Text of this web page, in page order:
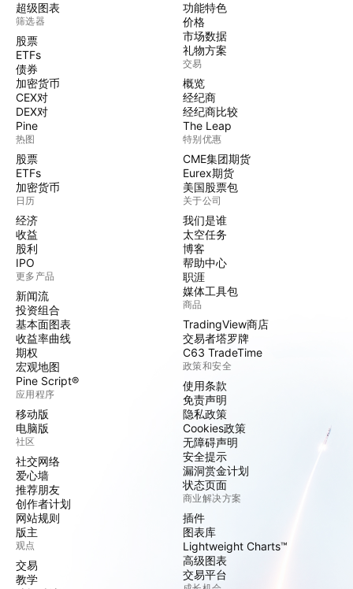
超级图表
筛选器
股票
ETFs
债券
加密货币
CEX对
DEX对
Pine
热图
股票
ETFs
加密货币
日历
经济
收益
股利
IPO
更多产品
新闻流
投资组合
基本面图表
收益率曲线
期权
宏观地图
Pine Script®
应用程序
移动版
电脑版
社区
社交网络
爱心墙
推荐朋友
创作者计划
网站规则
版主
观点
交易
教学
功能特色
价格
市场数据
礼物方案
交易
概览
经纪商
经纪商比较
The Leap
特别优惠
CME集团期货
Eurex期货
美国股票包
关于公司
我们是谁
太空任务
博客
帮助中心
职涯
媒体工具包
商品
TradingView商店
交易者塔罗牌
C63 TradeTime
政策和安全
使用条款
免责声明
隐私政策
Cookies政策
无障碍声明
安全提示
漏洞赏金计划
状态页面
商业解决方案
插件
图表库
Lightweight Charts™
高级图表
交易平台